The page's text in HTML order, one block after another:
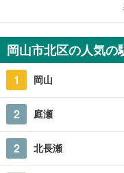
岡
岡山市北区の人気の
1 岡山
2 庭瀬
2 北長瀬